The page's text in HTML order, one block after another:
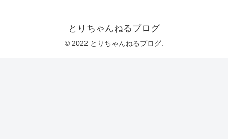
とりちゃんねるブログ
© 2022 とりちゃんねるブログ.